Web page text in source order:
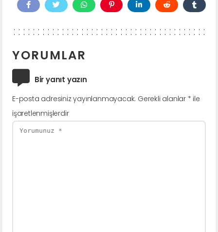
YORUMLAR
Bir yanıt yazın
E-posta adresiniz yayınlanmayacak. Gerekli alanlar * ile
işaretlenmişlerdir